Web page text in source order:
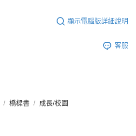
顯示電腦版詳細說明
客服
橋樑書 成長/校園